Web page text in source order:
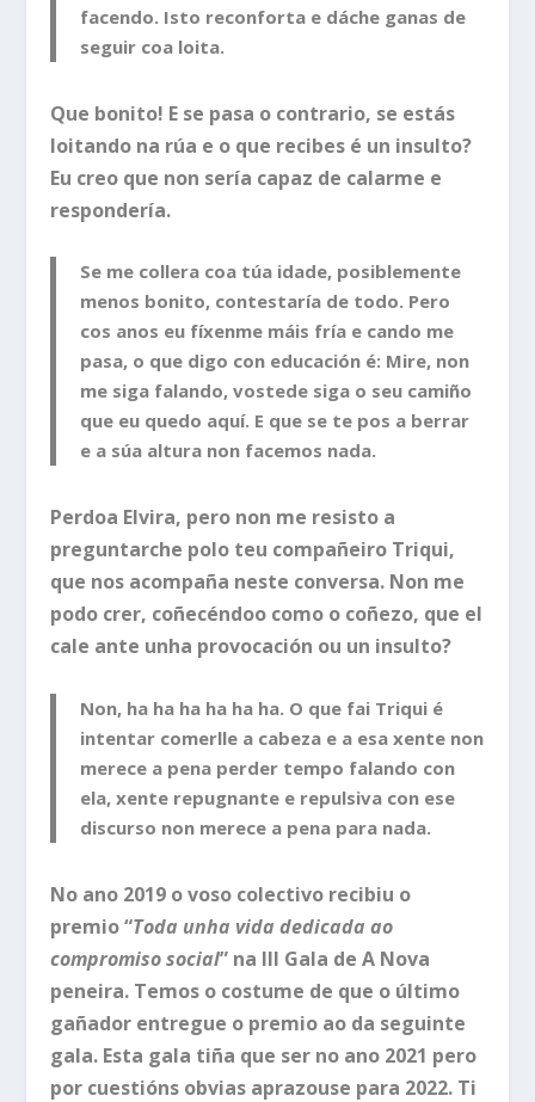
facendo. Isto reconforta e dáche ganas de
seguir coa loita.
Que bonito! E se pasa o contrario, se estás
loitando na rúa e o que recibes é un insulto?
Eu creo que non sería capaz de calarme e
respondería.
Se me collera coa túa idade, posiblemente
menos bonito, contestaría de todo. Pero
cos anos eu fíxenme máis fría e cando me
pasa, o que digo con educación é: Mire, non
me siga falando, vostede siga o seu camiño
que eu quedo aquí. E que se te pos a berrar
e a súa altura non facemos nada.
Perdoa Elvira, pero non me resisto a
preguntarche polo teu compañeiro Triqui,
que nos acompaña neste conversa. Non me
podo crer, coñecéndoo como o coñezo, que el
cale ante unha provocación ou un insulto?
Non, ha ha ha ha ha ha. O que fai Triqui é
intentar comerlle a cabeza e a esa xente non
merece a pena perder tempo falando con
ela, xente repugnante e repulsiva con ese
discurso non merece a pena para nada.
No ano 2019 o voso colectivo recibiu o
premio “Toda unha vida dedicada ao
compromiso social” na III Gala de A Nova
peneira. Temos o costume de que o último
gañador entregue o premio ao da seguinte
gala. Esta gala tiña que ser no ano 2021 pero
por cuestións obvias aprazouse para 2022. Ti